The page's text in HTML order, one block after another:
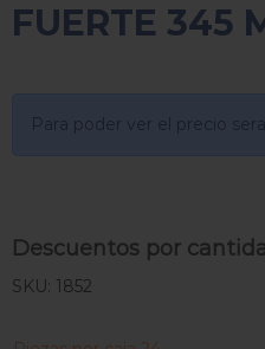
FUERTE 345
Para poder ver el precio
Descuentos por
SKU: 1852